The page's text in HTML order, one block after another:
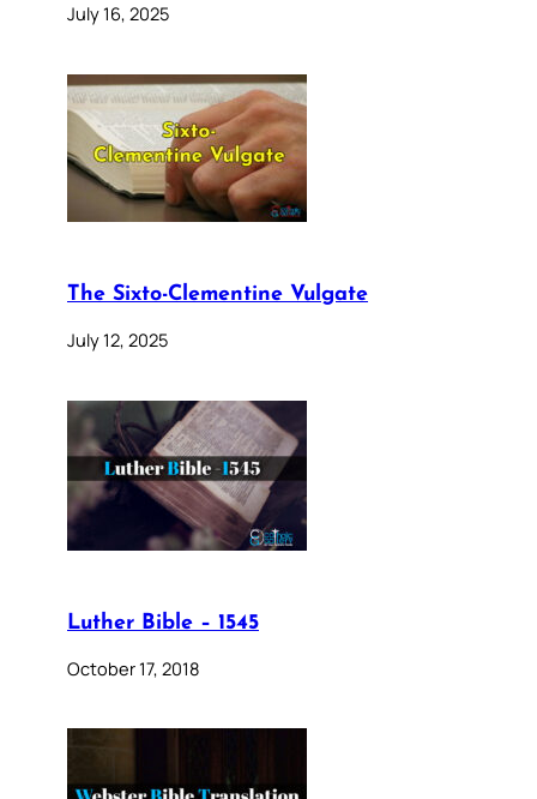
July 16, 2025
The Sixto-Clementine Vulgate
July 12, 2025
Luther Bible – 1545
October 17, 2018